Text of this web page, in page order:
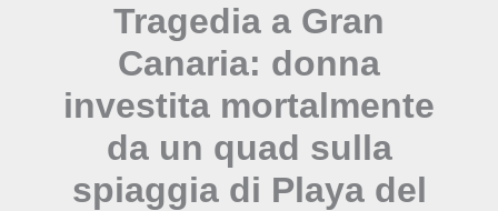
Tragedia a Gran
Canaria: donna
investita mortalmente
da un quad sulla
spiaggia di Playa del